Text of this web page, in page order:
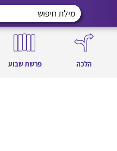
הלכה פרשת שבוע